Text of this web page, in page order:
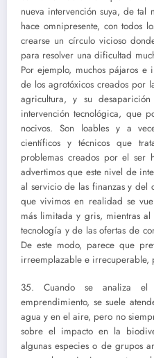
nueva intervención suya, de
hace omnipresente, con todos
crearse un círculo vicioso
para resolver una dificultad
Por ejemplo, muchos pájaros e
de los agrotóxicos creados por
agricultura, y su
intervención tecnológica, que
nocivos. Son loables y a
científicos y técnicos que
problemas creados por el ser
advertimos que este nivel de
al servicio de las finanzas y del
que vivimos en realidad se
más limitada y gris, mientras
tecnología y de las ofertas de
De este modo, parece que
irreemplazable e irrecuperable,
35. Cuando se analiza el
emprendimiento, se suele
agua y en el aire, pero no
sobre el impacto en la
algunas especies o de grupos